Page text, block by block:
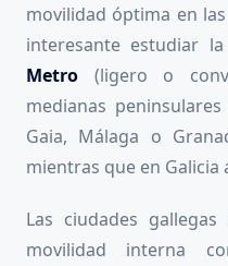
movilidad óptima en
interesante estudiar
Metro (ligero o
medianas
Gaia, Málaga o
mientras que en Galicia
Las ciudades
movilidad interna